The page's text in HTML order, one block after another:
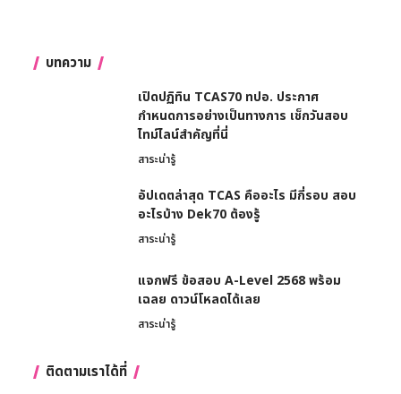
บทความ
เปิดปฏิทิน TCAS70 ทปอ. ประกาศ
กำหนดการอย่างเป็นทางการ เช็กวันสอบ
ไทม์ไลน์สำคัญที่นี่
สาระน่ารู้
อัปเดตล่าสุด TCAS คืออะไร มีกี่รอบ สอบ
อะไรบ้าง Dek70 ต้องรู้
สาระน่ารู้
แจกฟรี ข้อสอบ A-Level 2568 พร้อม
เฉลย ดาวน์โหลดได้เลย
สาระน่ารู้
ติดตามเราได้ที่